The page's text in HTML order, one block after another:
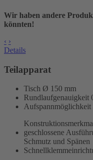
Wir haben andere
könnten!
‹ ›
Details
Teilapparat
Tisch Ø 150 mm
Rundlaufgenauigkeit
geschlossene
Schmutz und Spänen